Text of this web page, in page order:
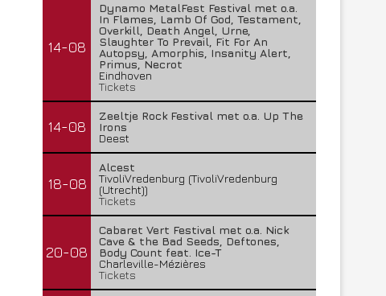
14-08
Dynamo MetalFest Festival met o.a.
In Flames, Lamb Of God, Testament,
Overkill, Death Angel, Urne,
Slaughter To Prevail, Fit For An
Autopsy, Amorphis, Insanity Alert,
Primus, Necrot
Eindhoven
Tickets
14-08
Zeeltje Rock Festival met o.a. Up The
Irons
Deest
18-08
Alcest
TivoliVredenburg (TivoliVredenburg
(Utrecht))
Tickets
20-08
Cabaret Vert Festival met o.a. Nick
Cave & the Bad Seeds, Deftones,
Body Count feat. Ice-T
Charleville-Mézières
Tickets